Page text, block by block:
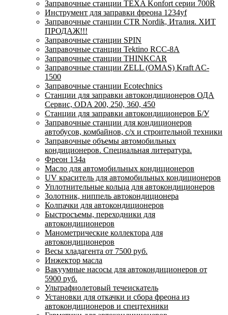
Заправочные станции TEXA Konfort серии 700R
Инструмент для заправки фреона 1234yf
Заправочные станции CTR Nordik, Италия. ХИТ
ПРОДАЖ!!!
Заправочные станции SPIN
Заправочные станции Tektino RCC-8A
Заправочные станции THINKCAR
Заправочные станции ZELL (OMAS) Kraft AC-
1500
Заправочные станции Ecotechnics
Станции для заправки автокондиционеров ОДА
Сервис, ODA 200, 250, 360, 450
Станции для заправки автокондиционеров Б/У
Заправочные станции для кондиционеров
автобусов, комбайнов, с/х и строительной техники
Заправочные объемы автомобильных
кондиционеров. Специальная литература.
Фреон 134a
Масло для автомобильных кондиционеров
UV краситель для автомобильных кондиционеров
Уплотнительные кольца для автокондиционеров
Золотник, ниппель автокондиционера
Колпачки для автокондиционеров
Быстросъемы, переходники для
автокондиционеров
Манометрические коллектора для
автокондиционеров
Весы хладагента от 7500 руб.
Инжектор масла
Вакуумные насосы для автокондиционеров от
5900 руб.
Ультрафиолетовый течеискатель
Установки для откачки и сбора фреона из
автокондиционеров и спецтехники